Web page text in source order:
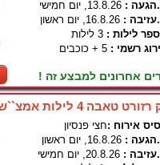
: 13.8.26, יום חמישי
: 16.8.26, יום ראשון
לילות : 3 לילות
רשמי : 5 + כוכבים
אחרונים למבצע זה !
טאבה 4 לילות אמצ``ש
אירוח :חצי פנסיון
: 16.8.26, יום ראשון
: 20.8.26, יום חמישי